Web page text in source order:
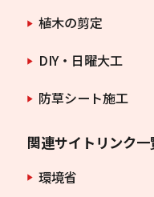
植木の剪定
DIY・日曜大工
防草シート施工
関連サイトリンク一
環境省